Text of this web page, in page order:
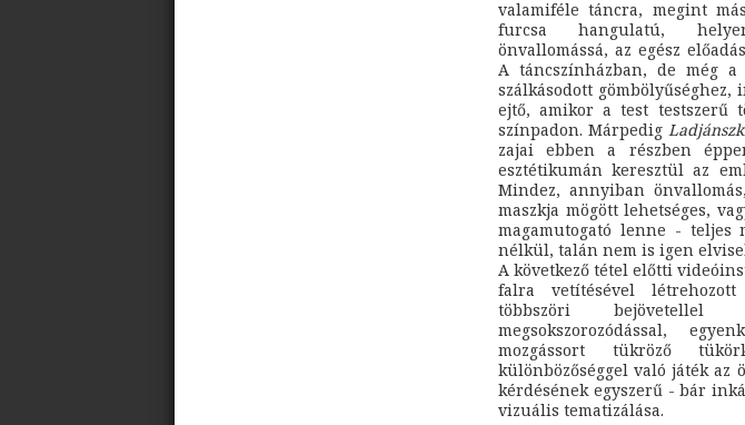
valamiféle táncra, megint
furcsa hangulatú,
önvallomássá, az egész
A táncszínházban, de még
szálkásodott gömbölyűséghez,
ejtő, amikor a test testszerű
színpadon. Márpedig
zajai ebben a részben
esztétikumán keresztül az
Mindez, annyiban
maszkja mögött lehetséges,
magamutogató lenne - teljes
nélkül, talán nem is igen
A következő tétel előtti
falra vetítésével
többszöri bejövetellel
megsokszorozódással,
mozgássort tükröző
különbözőséggel való játék az
kérdésének egyszerű - bár
vizuális tematizálása.